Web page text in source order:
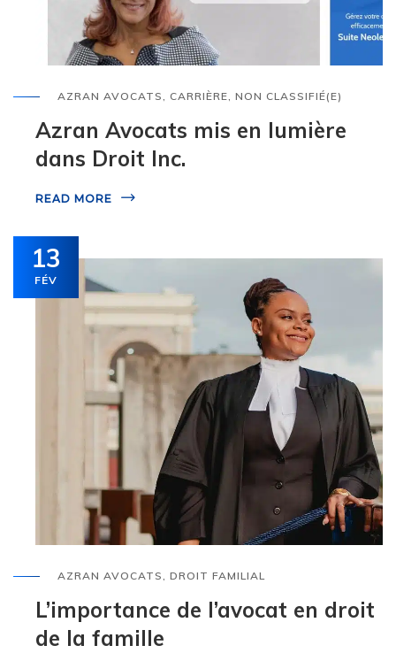
AZRAN AVOCATS, CARRIÈRE, NON CLASSIFIÉ(E)
Azran Avocats mis en lumière
dans Droit Inc.
READ MORE
13
FÉV
AZRAN AVOCATS, DROIT FAMILIAL
L’importance de l’avocat en droit
de la famille